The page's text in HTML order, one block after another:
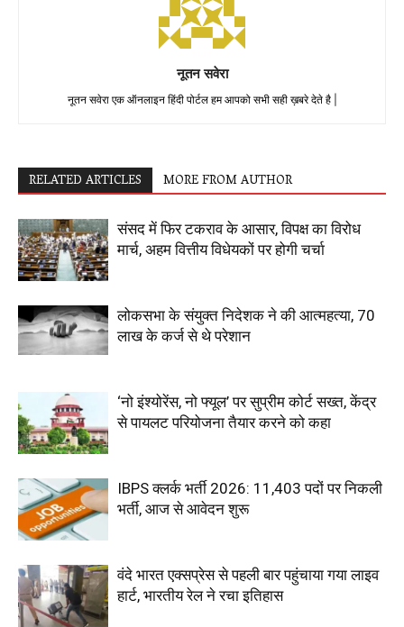
नूतन सवेरा
नूतन सवेरा एक ऑनलाइन हिंदी पोर्टल हम आपको सभी सही ख़बरे देते है |
RELATED ARTICLES MORE FROM AUTHOR
संसद में फिर टकराव के आसार, विपक्ष का विरोध
मार्च, अहम वित्तीय विधेयकों पर होगी चर्चा
लोकसभा के संयुक्त निदेशक ने की आत्महत्या, 70
लाख के कर्ज से थे परेशान
‘नो इंश्योरेंस, नो फ्यूल’ पर सुप्रीम कोर्ट सख्त, केंद्र
से पायलट परियोजना तैयार करने को कहा
IBPS क्लर्क भर्ती 2026: 11,403 पदों पर निकली
भर्ती, आज से आवेदन शुरू
वंदे भारत एक्सप्रेस से पहली बार पहुंचाया गया लाइव
हार्ट, भारतीय रेल ने रचा इतिहास